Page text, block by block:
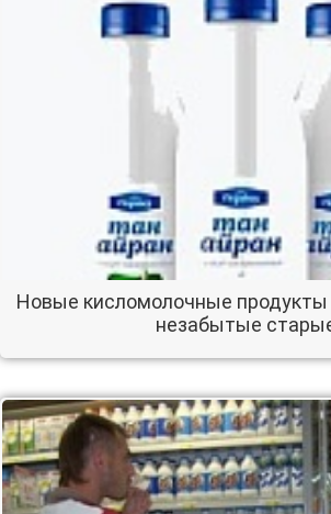
Новые кисломолочные продукты
незабытые